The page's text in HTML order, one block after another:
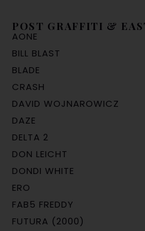
POST GRAFFITI &
AONE
BILL BLAST
BLADE
CRASH
DAVID WOJNAROWICZ
DAZE
DELTA 2
DON LEICHT
DONDI WHITE
ERO
FAB5 FREDDY
FUTURA (2000)